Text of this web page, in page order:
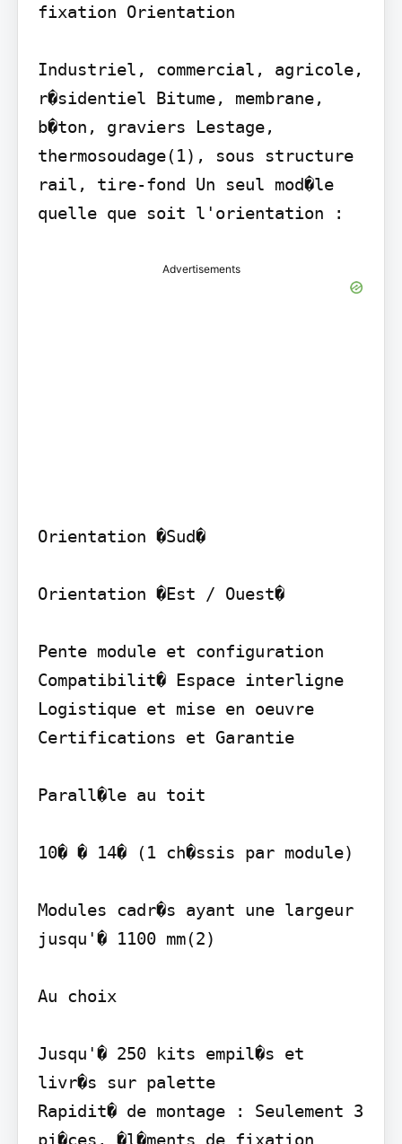
fixation Orientation
Industriel, commercial, agricole,
r�sidentiel Bitume, membrane,
b�ton, graviers Lestage,
thermosoudage(1), sous structure
rail, tire-fond Un seul mod�le
quelle que soit l'orientation :
Advertisements
Orientation �Sud�
Orientation �Est / Ouest�
Pente module et configuration
Compatibilit� Espace interligne
Logistique et mise en oeuvre
Certifications et Garantie
Parall�le au toit
10� � 14� (1 ch�ssis par module)
Modules cadr�s ayant une largeur
jusqu'� 1100 mm(2)
Au choix
Jusqu'� 250 kits empil�s et
livr�s sur palette
Rapidit� de montage : Seulement 3
pi�ces, �l�ments de fixation